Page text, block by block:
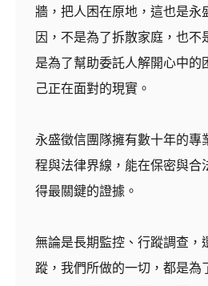
牆，把人困在原地，這也是永
因，不是為了拆散家庭，也不
是為了幫助委託人解開心中的
己正在面對的現實。
永盛徵信團隊擁有數十年的專
程與法律界線，能在保密與合
得最關鍵的證據。
無論是長期監控、行蹤調查，
蹤，我們所做的一切，都是為